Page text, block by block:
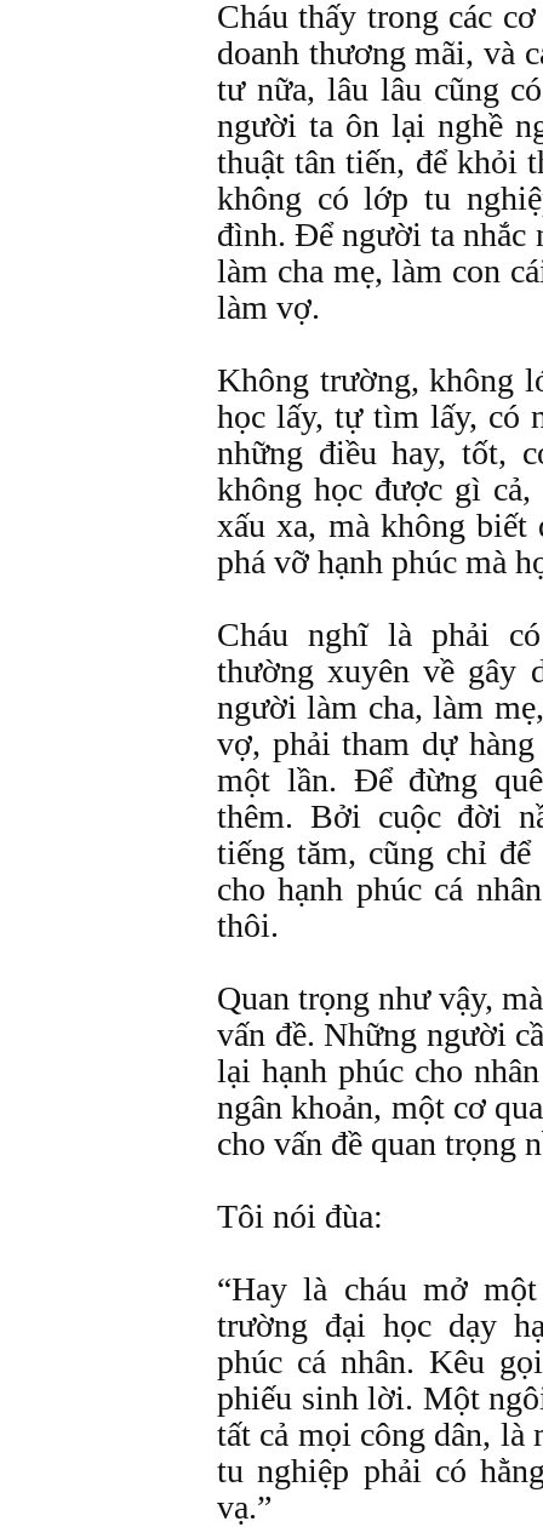
Cháu thấy trong các
doanh thương mãi, và
tư nữa, lâu lâu cũng
người ta ôn lại nghề
thuật tân tiến, để khỏi
không có lớp tu
đình. Ðể người ta nhắc
làm cha mẹ, làm con
làm vợ.
Không trường, không
học lấy, tự tìm lấy, có
những điều hay, tốt,
không học được gì
xấu xa, mà không
phá vỡ hạnh phúc mà
Cháu nghĩ là phải
thường xuyên về gây
người làm cha, làm
vợ, phải tham dự
một lần. Ðể đừng
thêm. Bởi cuộc đời
tiếng tăm, cũng chỉ
cho hạnh phúc cá
thôi.
Quan trọng như vậy,
vấn đề. Những người
lại hạnh phúc cho
ngân khoản, một cơ
cho vấn đề quan trọng
Tôi nói đùa:
“Hay là cháu mở
trường đại học dạy
phúc cá nhân. Kêu
phiếu sinh lời. Một
tất cả mọi công dân, là
tu nghiệp phải có
vạ.”